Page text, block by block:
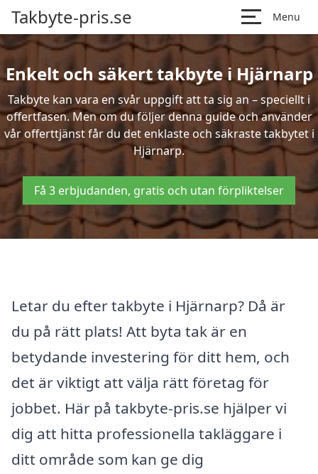
Takbyte-pris.se Menu
Enkelt och säkert takbyte i Hjärnarp
Takbyte kan vara en svår uppgift att ta sig an – speciellt i
offertfasen. Men om du följer denna guide och använder
vår offerttjänst får du det enklaste och säkraste takbytet i
Hjärnarp.
Få 3 erbjudanden, gratis och utan förpliktelser
Letar du efter takbyte i Hjärnarp? Då är
du på rätt plats! Att byta tak är en
betydande investering för ditt hem, och
det är viktigt att välja rätt företag för
jobbet. Här på takbyte-pris.se hjälper vi
dig att hitta professionella takläggare i
ditt område som kan ge dig